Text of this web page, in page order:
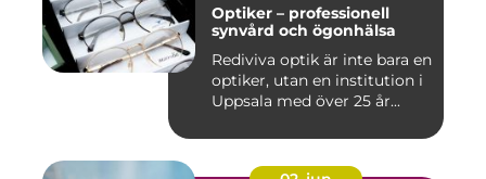
Optiker – professionell
synvård och ögonhälsa
Rediviva optik är inte bara en
optiker, utan en institution i
Uppsala med över 25 år...